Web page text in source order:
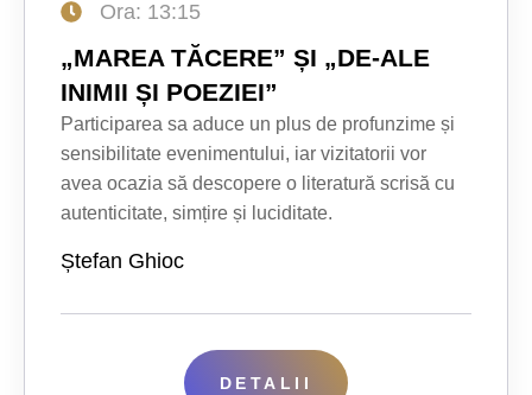
Ora: 13:15
„MAREA TĂCERE” ȘI „DE-ALE
INIMII ȘI POEZIEI”
Participarea sa aduce un plus de profunzime și
sensibilitate evenimentului, iar vizitatorii vor
avea ocazia să descopere o literatură scrisă cu
autenticitate, simțire și luciditate.
Ștefan Ghioc
DETALII